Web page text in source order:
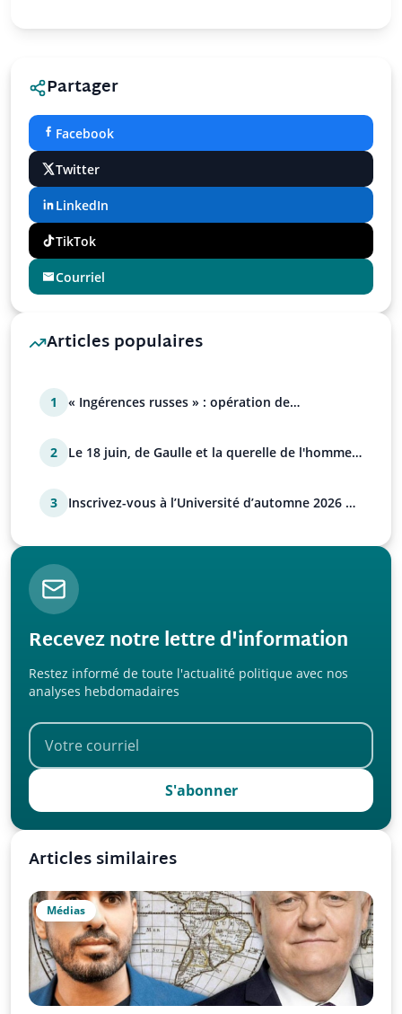
Partager
Facebook
Twitter
LinkedIn
TikTok
Courriel
Articles populaires
1
« Ingérences russes » : opération de
2
Le 18 juin, de Gaulle et la querelle de l'homme
3
Inscrivez-vous à l’Université d’automne 2026 de
Recevez notre lettre d'information
Restez informé de toute l'actualité politique avec nos
analyses hebdomadaires
S'abonner
Articles similaires
Médias